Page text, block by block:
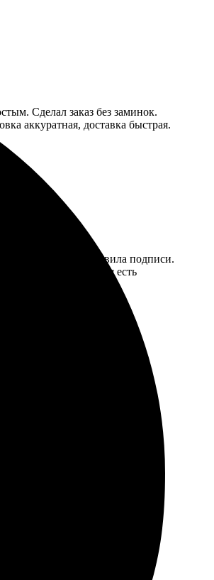
Сделал заказ без заминок.
аккуратная, доставка быстрая.
фотографии, добавила подписи.
Теперь у меня есть
Радует разнообразие
цена радует. Отличное